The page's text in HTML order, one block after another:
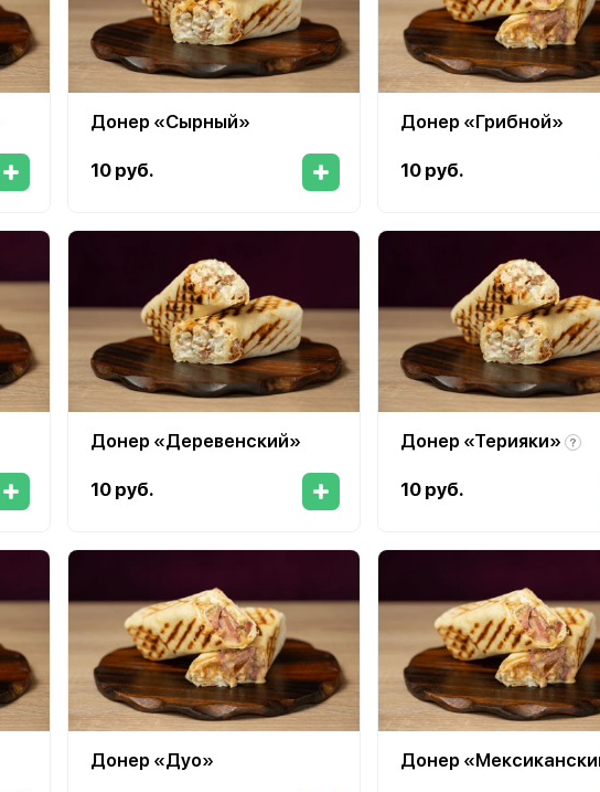
Донер «Сырный»
10 руб.
Донер «Грибной»
10 руб.
Донер «Деревенский»
10 руб.
Донер «Терияки»
10 руб.
Донер «Дуо» Донер